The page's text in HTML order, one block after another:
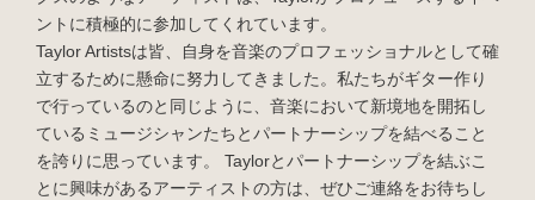
ントに積極的に参加してくれています。
Taylor Artistsは皆、自身を音楽のプロフェッショナルとして確
立するために懸命に努力してきました。私たちがギター作り
で行っているのと同じように、音楽において新境地を開拓し
ているミュージシャンたちとパートナーシップを結べること
を誇りに思っています。 Taylorとパートナーシップを結ぶこ
とに興味があるアーティストの方は、ぜひご連絡をお待ちし